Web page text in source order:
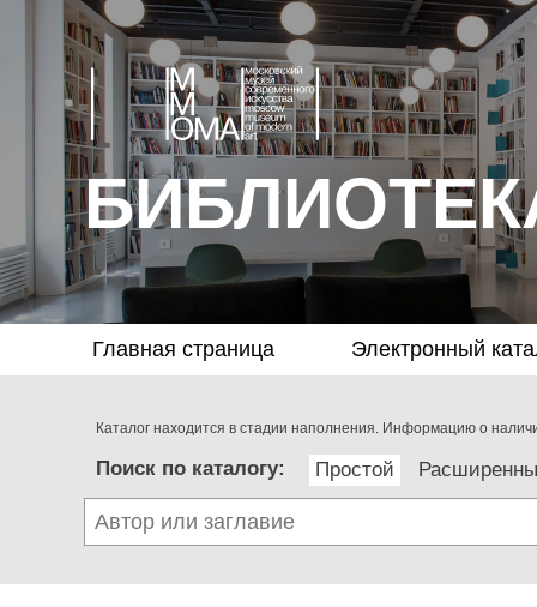
Главная страница Электронный
Каталог находится в стадии наполнения. Информацию о
Поиск по каталогу: Простой